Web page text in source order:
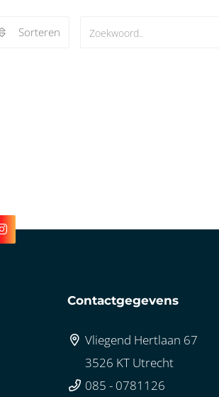
Sorteren
Contactgegevens
Vliegend Hertlaan 67
3526 KT Utrecht
085 - 0781126